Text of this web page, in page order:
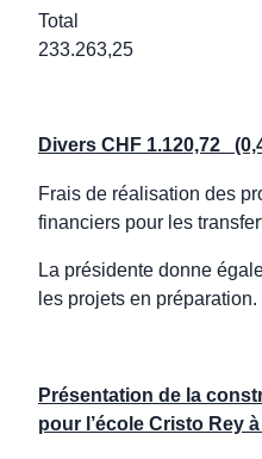
Total
233.263,25
Divers CHF 1.120,72
Frais de réalisation des
financiers pour les
La présidente donne
les projets en préparation.
Présentation de la
pour l’école Cristo Rey